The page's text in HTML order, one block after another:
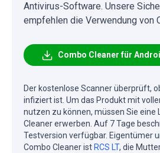
Antivirus-Software. Unsere
empfehlen die Verwendung von
Combo Cleaner für
Der kostenlose Scanner überprüft,
infiziert ist. Um das Produkt mit
nutzen zu können, müssen Sie eine
Cleaner erwerben. Auf 7 Tage
Testversion verfügbar. Eigentümer
Combo Cleaner ist RCS LT, die